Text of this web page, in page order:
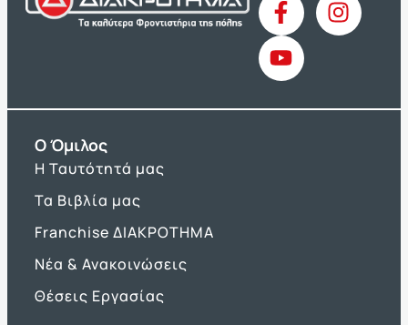
O Όμιλος
Η Ταυτότητά μας
Τα Βιβλία μας
Franchise ΔΙΑΚΡΟΤΗΜΑ
Νέα & Ανακοινώσεις
Θέσεις Εργασίας